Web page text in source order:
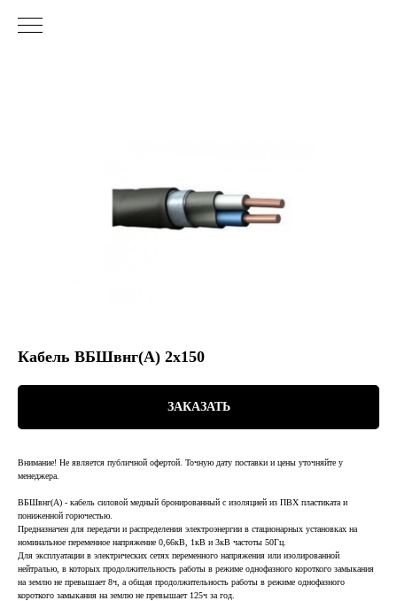
Кабель ВБШвнг(А) 2х150
ЗАКАЗАТЬ
Внимание! Не является публичной офертой. Точную дату поставки и цены уточняйте у
менеджера.
ВБШвнг(А) - кабель силовой медный бронированный с изоляцией из ПВХ пластиката и
пониженной горючестью.
Предназначен для передачи и распределения электроэнергии в стационарных установках на
номинальное переменное напряжение 0,66кВ, 1кВ и 3кВ частоты 50Гц.
Для эксплуатации в электрических сетях переменного напряжения или изолированной
нейтралью, в которых продолжительность работы в режиме однофазного короткого замыкания
на землю не превышает 8ч, а общая продолжительность работы в режиме однофазного
короткого замыкания на землю не превышает 125ч за год.